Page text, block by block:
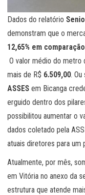
Dados do relatório
demonstram que o
12,65% em
O valor médio do metro
mais de R$ 6.509,00.
ASSES em Bicanga
erguido dentro dos
possibilitou aumentar o
dados coletado pela
atuais diretores para um
Atualmente, por mês,
em Vitória no anexo da
estrutura que atende